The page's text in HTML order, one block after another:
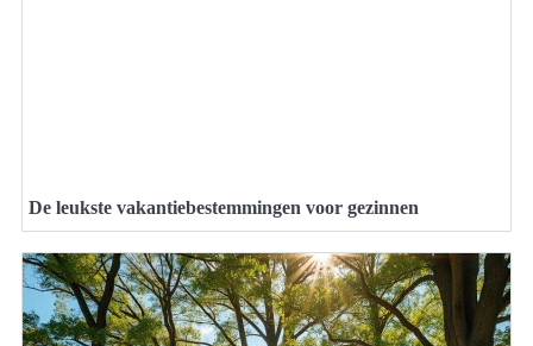
De leukste vakantiebestemmingen voor gezinnen